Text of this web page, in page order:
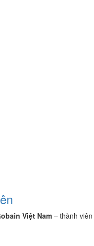
Việt Nam – thành viên